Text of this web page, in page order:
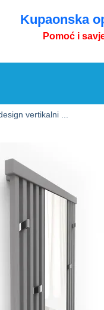
Kupaonska
Pomoć i
vertikalni ...